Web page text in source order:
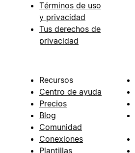
Términos de uso
y privacidad
Tus derechos de
privacidad
Recursos
Centro de ayuda
Precios
Blog
Comunidad
Conexiones
Plantillas